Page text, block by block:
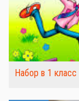
Набор в 1 класс